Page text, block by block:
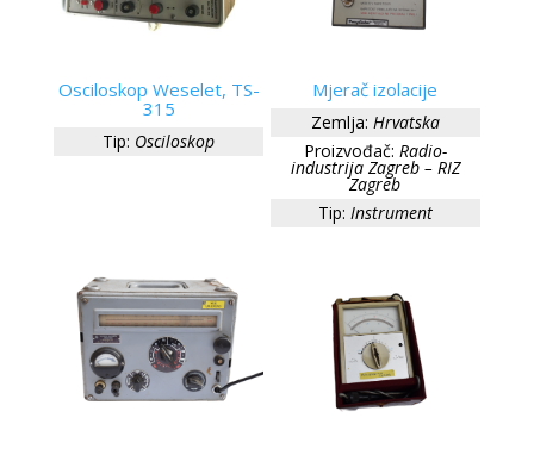
Osciloskop Weselet, TS-
315
Tip: Osciloskop
Mjerač izolacije
Zemlja: Hrvatska
Proizvođač: Radio-
industrija Zagreb – RIZ
Zagreb
Tip: Instrument